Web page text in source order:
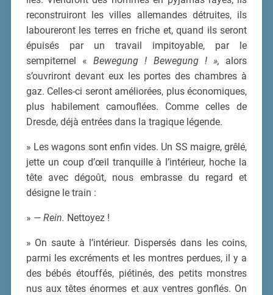
reconstruiront les villes allemandes détruites, ils
laboureront les terres en friche et, quand ils seront
épuisés par un travail impitoyable, par le
sempiternel «Bewegung ! Bewegung ! », alors
s’ouvriront devant eux les portes des chambres à
gaz. Celles-ci seront améliorées, plus économiques,
plus habilement camouflées. Comme celles de
Dresde, déjà entrées dans la tragique légende.
» Les wagons sont enfin vides. Un SS maigre, grêlé,
jette un coup d’œil tranquille à l’intérieur, hoche la
tête avec dégoût, nous embrasse du regard et
désigne le train :
» — Rein. Nettoyez !
» On saute à l’intérieur. Dispersés dans les coins,
parmi les excréments et les montres perdues, il y a
des bébés étouffés, piétinés, des petits monstres
nus aux têtes énormes et aux ventres gonflés. On